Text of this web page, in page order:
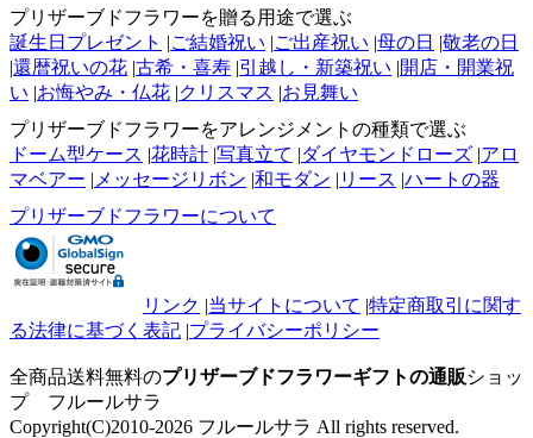
プリザーブドフラワーを贈る用途で選ぶ
誕生日プレゼント |ご結婚祝い |ご出産祝い |母の日 |敬老の日
|還暦祝いの花 |古希・喜寿 |引越し・新築祝い |開店・開業祝
い |お悔やみ・仏花 |クリスマス |お見舞い
プリザーブドフラワーをアレンジメントの種類で選ぶ
ドーム型ケース |花時計 |写真立て |ダイヤモンドローズ |アロ
マベアー | メッセージリボン |和モダン | リース |ハートの器
プリザーブドフラワーについて
リンク |当サイトについて |特定商取引に関す
る法律に基づく表記 |プライバシーポリシー
全商品送料無料のプリザーブドフラワーギフトの通販ショッ
プ フルールサラ
Copyright(C)2010-2026 フルールサラ All rights reserved.